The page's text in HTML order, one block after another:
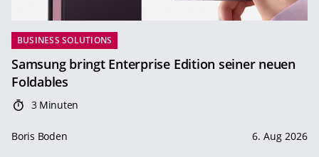
BUSINESS SOLUTIONS
Samsung bringt Enterprise Edition seiner neuen
Foldables
3 Minuten
Boris Boden 6. Aug 2026